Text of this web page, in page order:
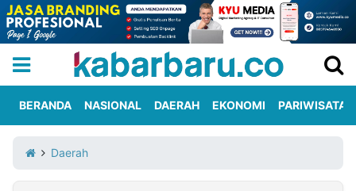
Iklan
Berita
Kami
BERANDA NASIONAL DAERAH EKONOMI PARIWISATA
Daerah